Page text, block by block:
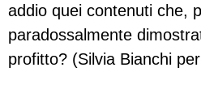
addio quei contenuti che,
paradossalmente
profitto? (Silvia Bianchi